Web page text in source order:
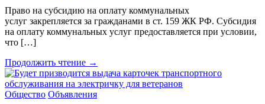
Право на субсидию на оплату коммунальных
услуг закрепляется за гражданами в ст. 159 ЖК РФ. Субсидия
на оплату коммунальных услуг предоставляется при условии,
что […]
Продолжить чтение →
Общество Объявления